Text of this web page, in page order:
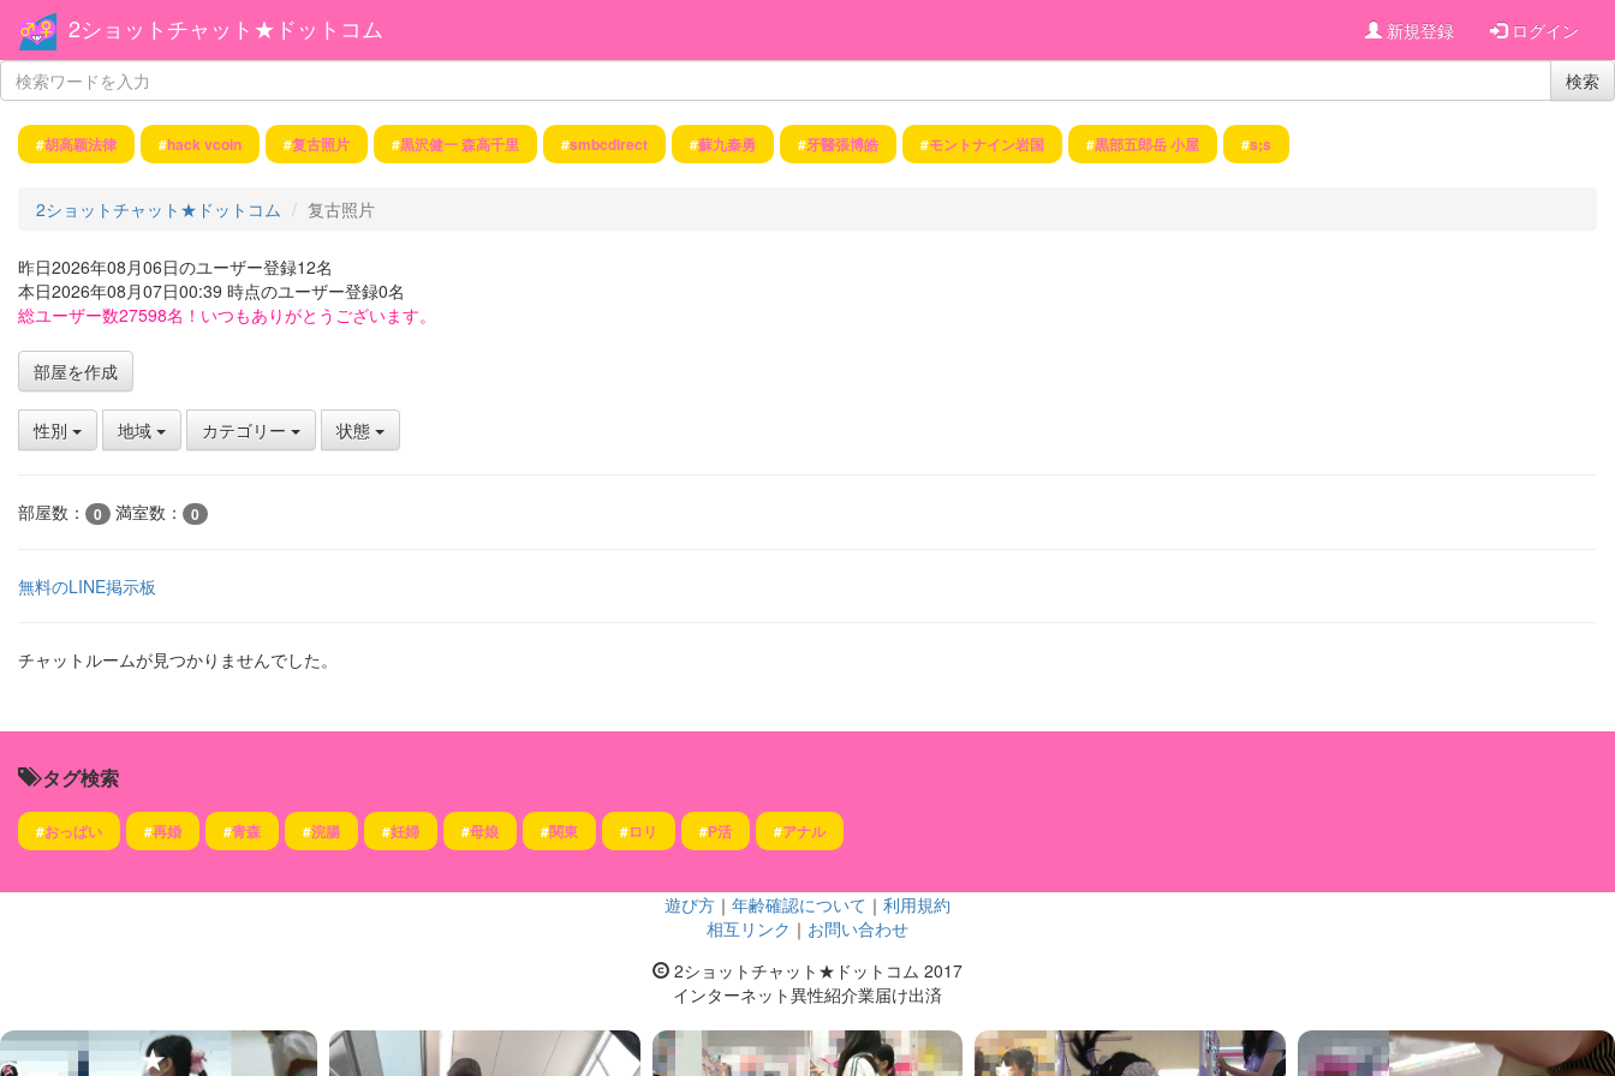
2ショットチャット★ドットコム 新規登録 ログイン
検索
#胡高颖法律 #hack vcoin #复古照片 #黒沢健一 森高千里 #smbcdirect #蘇九秦勇 #牙醫張博皓 #モントナイン岩国 #黒部五郎岳 小屋 #s;s
2ショットチャット★ドットコム 复古照片
昨日2026年08月06日のユーザー登録12名
本日2026年08月07日00:39 時点のユーザー登録0名
総ユーザー数27598名！いつもありがとうございます。
部屋を作成
性別 地域 カテゴリー 状態
部屋数： 0 満室数： 0
無料のLINE掲示板
チャットルームが見つかりませんでした。
タグ検索
#おっぱい #再婚 #青森 #浣腸 #妊婦 #母娘 #関東 #ロリ #P活 #アナル
遊び方 ｜ 年齢確認について ｜ 利用規約
相互リンク ｜ お問い合わせ
2ショットチャット★ドットコム 2017
インターネット異性紹介業届け出済